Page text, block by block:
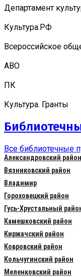
Департамент
Культура.РФ
Всероссийское
АВО
ПК
Культура. Гранты
Все библиотечные
Александровский район
Вязниковский район
Владимир
Гороховецкий район
Гусь-Хрустальный
Камешковский район
Киржачский район
Ковровский район
Кольчугинский район
Меленковский район